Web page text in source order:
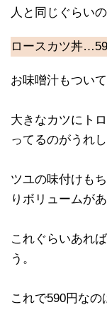
人と同じぐらい
ロースカツ丼
お味噌汁もついて
大きなカツにト
ってるのがうれ
ツユの味付けも
りボリュームが
これぐらいあれ
う。
これで590円なの